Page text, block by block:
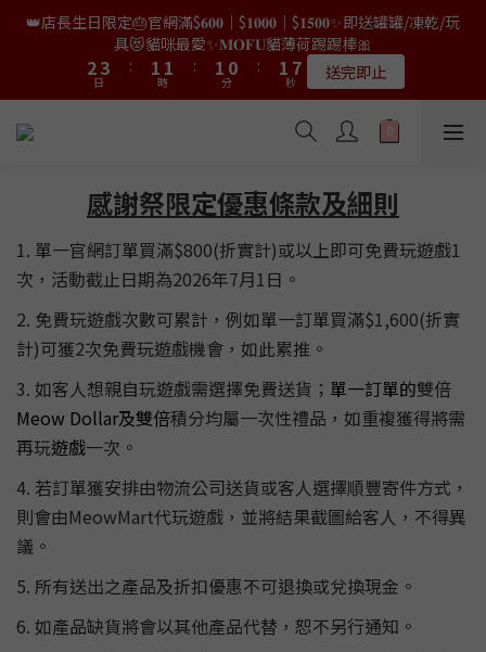
👑店長生日限量喵喵劵🎂買滿$𝟑𝟔𝟖即減$𝟐𝟖🥳結帳時輸入優惠碼
【𝐇𝐀𝐏𝐏𝐘𝐁𝐈𝐑𝐓𝐇𝐃𝐀𝐘】即可！部分產品不適用
4
2
1
5
3
2
日
:
3
2
1
0
3
2
1
0
時
:
3
2
1
0
2
1
0
分
:
3
2
1
0
9
8
7
6
5
4
2
1
秒 限量20個
01
5
4
3
2
0
👑店長生日限定🎂官網滿$𝟔𝟎𝟎｜$𝟏𝟎𝟎𝟎｜$𝟏𝟓𝟎𝟎✨即送罐罐/凍乾/玩
具😻貓咪最愛✨𝐌𝐎𝐅𝐔貓薄荷踢踢棒🎀
4
2
1
5
3
2
日
:
3
2
1
0
3
2
1
0
時
:
3
2
1
0
2
1
0
分
:
3
2
1
0
9
8
7
6
5
4
2
1
秒 送完即止
✨獨家優惠✨限時第𝟐件半價🔥🇳🇿紐西蘭𝐋𝐨𝐯𝐞𝐚𝐛𝐨𝐰𝐥凍乾生肉貓糧
😻𝟗𝟎%鮮肉內臟🌟𝟏𝟎𝟎%無骨配方✅
8
6
5
1
0
9
7
6
2
1
0
7
6
5
4
0
7
6
5
4
0
7
6
5
4
0
6
5
4
3
7
6
5
4
0
9
8
6
5
4
3
2
1
0
👑店長生日限量喵喵劵🎂買滿$𝟑𝟔𝟖即減$𝟐𝟖🥳結帳時輸入優惠碼
【𝐇𝐀𝐏𝐏𝐘𝐁𝐈𝐑𝐓𝐇𝐃𝐀𝐘】即可！部分產品不適用
9
5
4
3
2
1
0
6
5
4
3
2
1
0
日
:
9
8
4
3
2
1
0
9
8
4
3
2
1
0
時
9
8
4
3
2
1
0
9
8
7
3
2
1
0
分
:
9
8
4
3
2
1
0
9
8
7
6
5
4
3
2
1
0
秒
感謝祭限定優惠條款及細則
1. 單一官網訂單買滿$800(折實計)或以上即可免費玩遊戲1
次，活動截止日期為2026年7月1日。
2. 免費玩遊戲次數可累計，例如單一訂單買滿$1,600(折實
計)可獲2次免費玩遊戲機會，如此累推。
3. 如客人想親自玩遊戲需選擇免費送貨； 單一訂單的雙倍
Meow Dollar及雙倍積分均屬一次性禮品，如重複獲得將需
再玩遊戲一次。
4. 若訂單獲安排由物流公司送貨或客人選擇順豐寄件方式，
則會由MeowMart代玩遊戲，並將結果截圖給客人，不得異
議。
5. 所有送出之產品及折扣優惠不可退換或兌換現金。
6. 如產品缺貨將會以其他產品代替，恕不另行通知。